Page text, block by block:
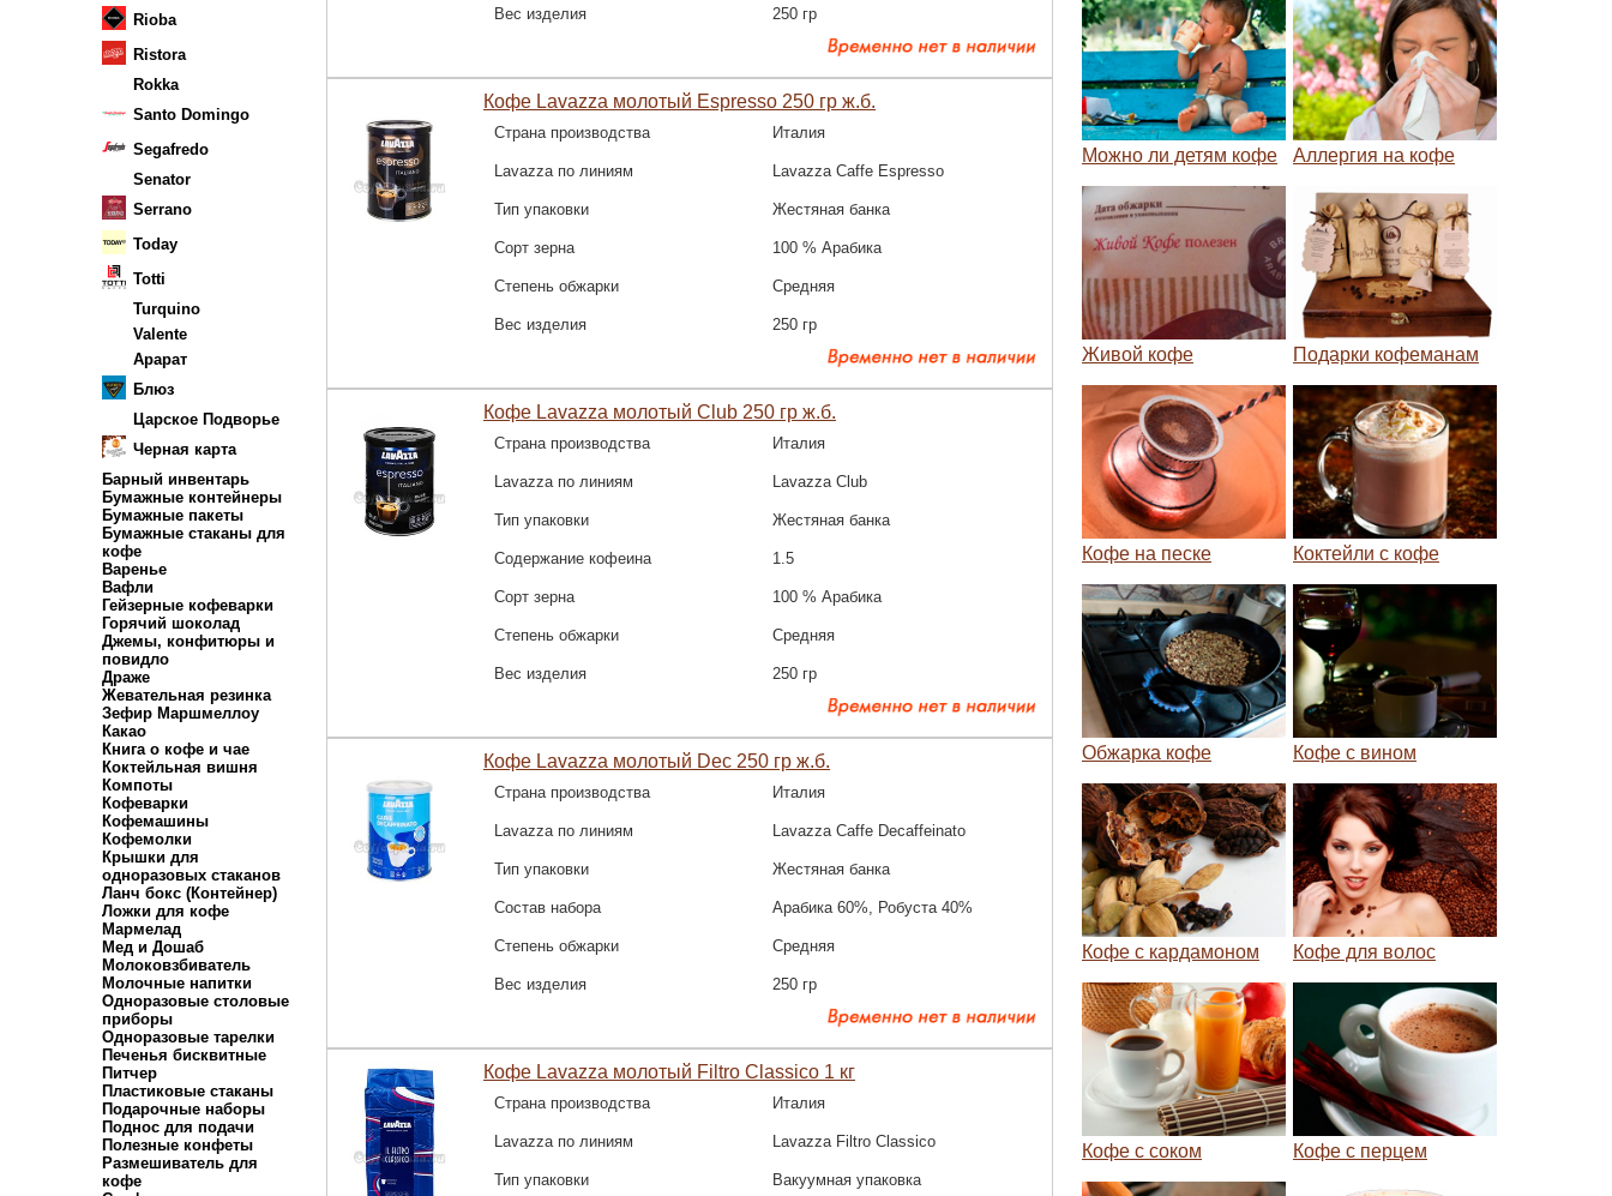
Rioba
Ristora
Rokka
Santo Domingo
Segafredo
Senator
Serrano
Today
Totti
Turquino
Valente
Арарат
Блюз
Царское Подворье
Черная карта
Барный инвентарь
Бумажные контейнеры
Бумажные пакеты
Бумажные стаканы для
кофе
Варенье
Вафли
Гейзерные кофеварки
Горячий шоколад
Джемы, конфитюры и
повидло
Драже
Жевательная резинка
Зефир Маршмеллоу
Какао
Книга о кофе и чае
Коктейльная вишня
Компоты
Кофеварки
Кофемашины
Кофемолки
Крышки для
одноразовых стаканов
Ланч бокс (Контейнер)
Ложки для кофе
Мармелад
Мед и Дошаб
Молоковзбиватель
Молочные напитки
Одноразовые столовые
приборы
Одноразовые тарелки
Печенья бисквитные
Питчер
Пластиковые стаканы
Подарочные наборы
Поднос для подачи
Полезные конфеты
Размешиватель для
кофе
Вес изделия 250 гр
Кофе Lavazza молотый Espresso 250 гр ж.б.
Страна производства Италия
Lavazza по линиям Lavazza Caffe Espresso
Тип упаковки Жестяная банка
Сорт зерна 100 % Арабика
Степень обжарки Средняя
Вес изделия 250 гр
Кофе Lavazza молотый Club 250 гр ж.б.
Страна производства Италия
Lavazza по линиям Lavazza Club
Тип упаковки Жестяная банка
Содержание кофеина 1.5
Сорт зерна 100 % Арабика
Степень обжарки Средняя
Вес изделия 250 гр
Кофе Lavazza молотый Dec 250 гр ж.б.
Страна производства Италия
Lavazza по линиям Lavazza Caffe Decaffeinato
Тип упаковки Жестяная банка
Состав набора Арабика 60%, Робуста 40%
Степень обжарки Средняя
Вес изделия 250 гр
Кофе Lavazza молотый Filtro Classico 1 кг
Страна производства Италия
Lavazza по линиям Lavazza Filtro Classico
Тип упаковки Вакуумная упаковка
Можно ли детям кофе Аллергия на кофе
Живой кофе Подарки кофеманам
Кофе на песке Коктейли с кофе
Обжарка кофе Кофе с вином
Кофе с кардамоном Кофе для волос
Кофе с соком Кофе с перцем